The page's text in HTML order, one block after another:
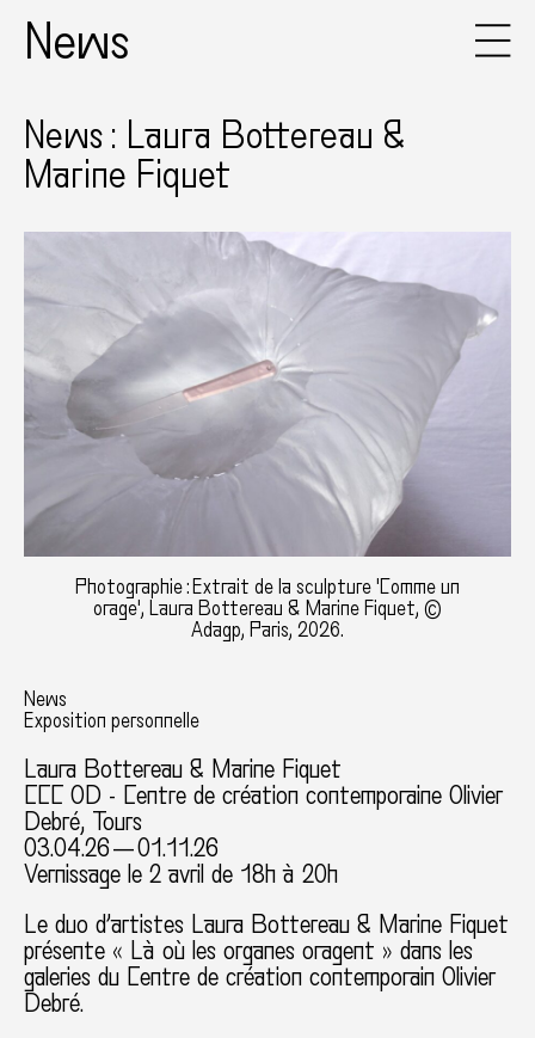
News
News : Laura Bottereau &
Marine Fiquet
Photographie : Extrait de la sculpture 'Comme un
orage', Laura Bottereau & Marine Fiquet, ©
Adagp, Paris, 2026.
News
Exposition personnelle
Laura Bottereau & Marine Fiquet
CCC OD - Centre de création contemporaine Olivier
Debré, Tours
03.04.26 — 01.11.26
Vernissage le 2 avril de 18h à 20h
Le duo d’artistes Laura Bottereau & Marine Fiquet
présente « Là où les organes oragent » dans les
galeries du Centre de création contemporain Olivier
Debré.